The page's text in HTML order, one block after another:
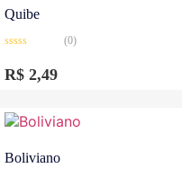
Quibe
0
de
(0)
R$ 2,49
Boliviano